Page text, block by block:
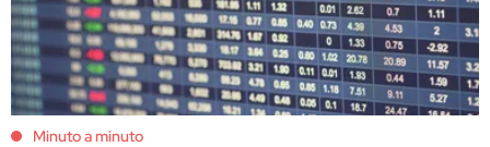
Minuto a minuto